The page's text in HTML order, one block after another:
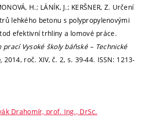
H.; LÁNÍK, J.; KERŠNER, Z. Určení
lehkého betonu s polypropylenovými
efektivní trhliny a lomové práce.
prací Vysoké školy báňské – Technické
2014, roč. XIV, č. 2, s. 39-44. ISSN: 1213-
Drahomír, prof. Ing., DrSc.